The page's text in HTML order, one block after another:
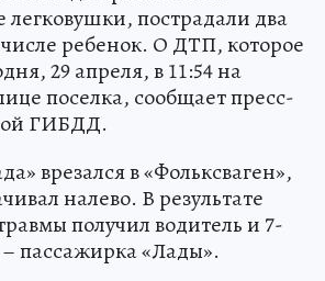
под Черняховском
легковушки, пострадали два
ребенок. О ДТП, которое
29 апреля, в 11:54 на
поселка, сообщает пресс-
ГИБДД.
врезался в «Фольксваген»,
налево. В результате
получил водитель и 7-